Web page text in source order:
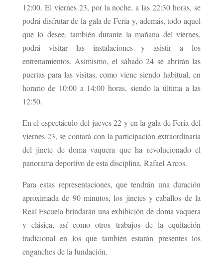
12:00. El viernes 23, por la noche, a las 22:30 horas, se
podrá disfrutar de la gala de Feria y, además, todo aquel
que lo desee, también durante la mañana del viernes,
podrá visitar las instalaciones y asistir a los
entrenamientos. Asimismo, el sábado 24 se abrirán las
puertas para las visitas, como viene siendo habitual, en
horario de 10:00 a 14:00 horas, siendo la última a las
12:50.
En el espectáculo del jueves 22 y en la gala de Feria del
viernes 23, se contará con la participación extraordinaria
del jinete de doma vaquera que ha revolucionado el
panorama deportivo de esta disciplina, Rafael Arcos.
Para estas representaciones, que tendrán una duración
aproximada de 90 minutos, los jinetes y caballos de la
Real Escuela brindarán una exhibición de doma vaquera
y clásica, así como otros trabajos de la equitación
tradicional en los que también estarán presentes los
enganches de la fundación.